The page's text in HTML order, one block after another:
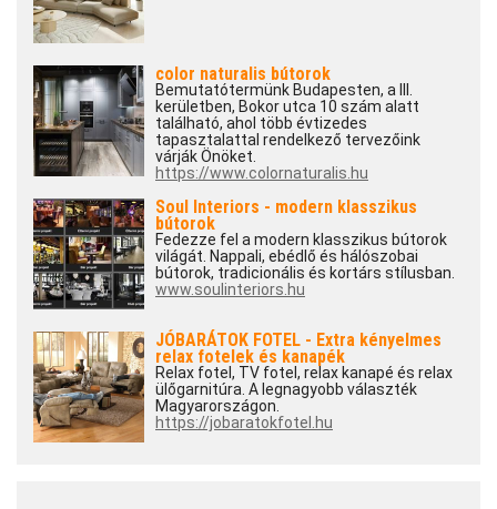
color naturalis bútorok
Bemutatótermünk Budapesten, a III.
kerületben, Bokor utca 10 szám alatt
található, ahol több évtizedes
tapasztalattal rendelkező tervezőink
várják Önöket.
https://www.colornaturalis.hu
Soul Interiors - modern klasszikus
bútorok
Fedezze fel a modern klasszikus bútorok
világát. Nappali, ebédlő és hálószobai
bútorok, tradicionális és kortárs stílusban.
www.soulinteriors.hu
JÓBARÁTOK FOTEL - Extra kényelmes
relax fotelek és kanapék
Relax fotel, TV fotel, relax kanapé és relax
ülőgarnitúra. A legnagyobb választék
Magyarországon.
https://jobaratokfotel.hu